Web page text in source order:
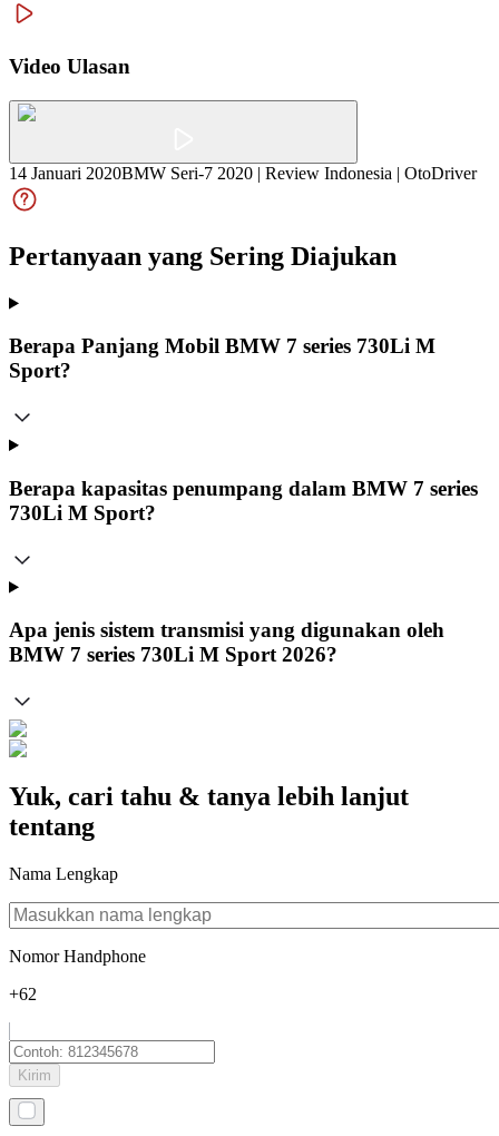
Video Ulasan
14 Januari 2020BMW Seri-7 2020 | Review Indonesia | OtoDriver
Pertanyaan yang Sering Diajukan
Berapa Panjang Mobil BMW 7 series 730Li M
Sport?
Berapa kapasitas penumpang dalam BMW 7 series
730Li M Sport?
Apa jenis sistem transmisi yang digunakan oleh
BMW 7 series 730Li M Sport 2026?
Yuk, cari tahu & tanya lebih lanjut
tentang
Nama Lengkap
Nomor Handphone
+62
Kirim